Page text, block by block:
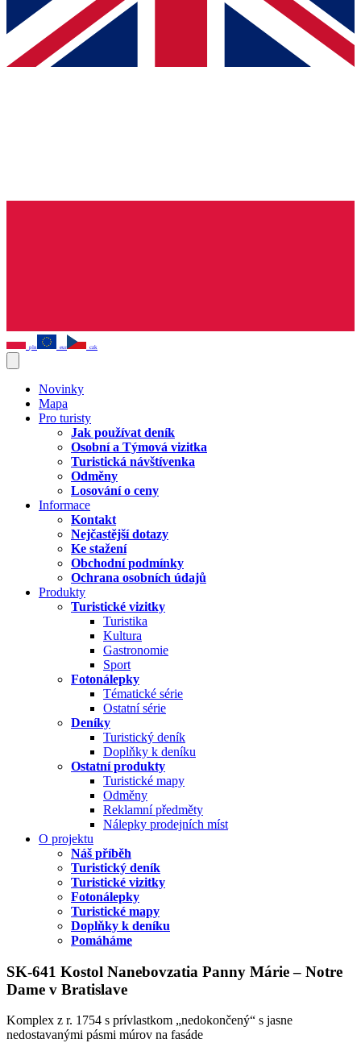
pln eur czk
Novinky
Mapa
Pro turisty
Jak používat deník
Osobní a Týmová vizitka
Turistická návštívenka
Odměny
Losování o ceny
Informace
Kontakt
Nejčastější dotazy
Ke stažení
Obchodní podmínky
Ochrana osobních údajů
Produkty
Turistické vizitky
Turistika
Kultura
Gastronomie
Sport
Fotonálepky
Tématické série
Ostatní série
Deníky
Turistický deník
Doplňky k deníku
Ostatní produkty
Turistické mapy
Odměny
Reklamní předměty
Nálepky prodejních míst
O projektu
Náš příběh
Turistický deník
Turistické vizitky
Fotonálepky
Turistické mapy
Doplňky k deníku
Pomáháme
SK-641 Kostol Nanebovzatia Panny Márie – Notre
Dame v Bratislave
Komplex z r. 1754 s prívlastkom „nedokončený“ s jasne
nedostavanými pásmi múrov na fasáde